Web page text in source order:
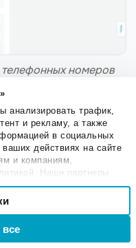
трафик,
и рекламу, а также
в социальных
действиях на сайте
и компаниям,
Наши партнеры
предоставленной вами
они получили при
номеров
который не
попапы для
советы, идеи,